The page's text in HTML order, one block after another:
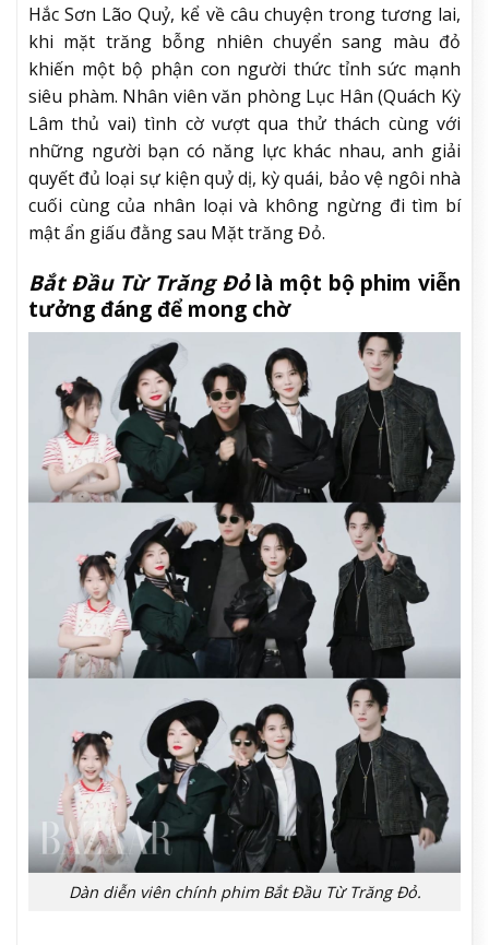
Hắc Sơn Lão Quỷ, kể về câu chuyện trong tương lai,
khi mặt trăng bỗng nhiên chuyển sang màu đỏ
khiến một bộ phận con người thức tỉnh sức mạnh
siêu phàm. Nhân viên văn phòng Lục Hân (Quách Kỳ
Lâm thủ vai) tình cờ vượt qua thử thách cùng với
những người bạn có năng lực khác nhau, anh giải
quyết đủ loại sự kiện quỷ dị, kỳ quái, bảo vệ ngôi nhà
cuối cùng của nhân loại và không ngừng đi tìm bí
mật ẩn giấu đằng sau Mặt trăng Đỏ.
Bắt Đầu Từ Trăng Đỏlà một bộ phim viễn
tưởng đáng để mong chờ
Dàn diễn viên chính phim Bắt Đầu Từ Trăng Đỏ.